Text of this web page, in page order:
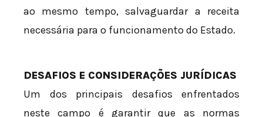
ao mesmo tempo, salvaguardar a receita
necessária para o funcionamento do Estado.
DESAFIOS E CONSIDERAÇÕES JURÍDICAS
Um dos principais desafios enfrentados
neste campo é garantir que as normas